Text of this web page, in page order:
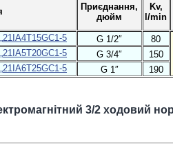
Приєднання,
дюйм
Kv,
l/min
21IA4T15GC1-5
G 1/2″
80
21IA5T20GC1-5
G 3/4″ 150
21IA6T25GC1-5
G 1″ 190
3/2 ходовий